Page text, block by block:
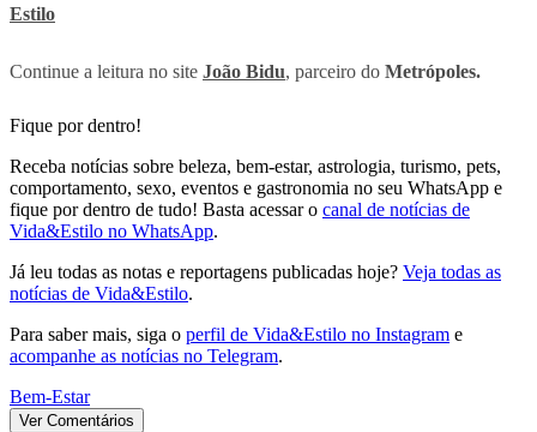
Estilo
Continue a leitura no site João Bidu, parceiro do Metrópoles.
Fique por dentro!
Receba notícias sobre beleza, bem-estar, astrologia, turismo, pets,
comportamento, sexo, eventos e gastronomia no seu WhatsApp e
fique por dentro de tudo! Basta acessar o canal de notícias de
Vida&Estilo no WhatsApp.
Já leu todas as notas e reportagens publicadas hoje? Veja todas as
notícias de Vida&Estilo.
Para saber mais, siga o perfil de Vida&Estilo no Instagram e
acompanhe as notícias no Telegram.
Bem-Estar
Ver Comentários